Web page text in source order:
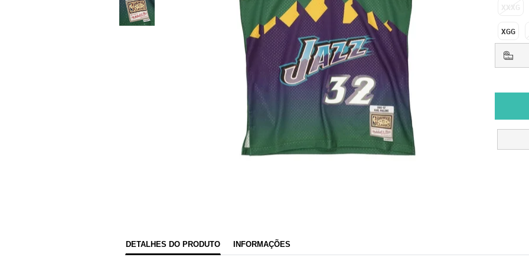
XGG
DETALHES DO PRODUTO INFORMAÇÕES